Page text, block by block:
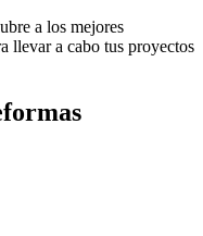
a los mejores
llevar a cabo tus proyectos